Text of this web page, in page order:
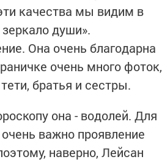
качества мы видим в
зеркало души».
Она очень благодарна
очень много фоток,
братья и сестры.
она - водолей. Для
важно проявление
наверно, Лейсан